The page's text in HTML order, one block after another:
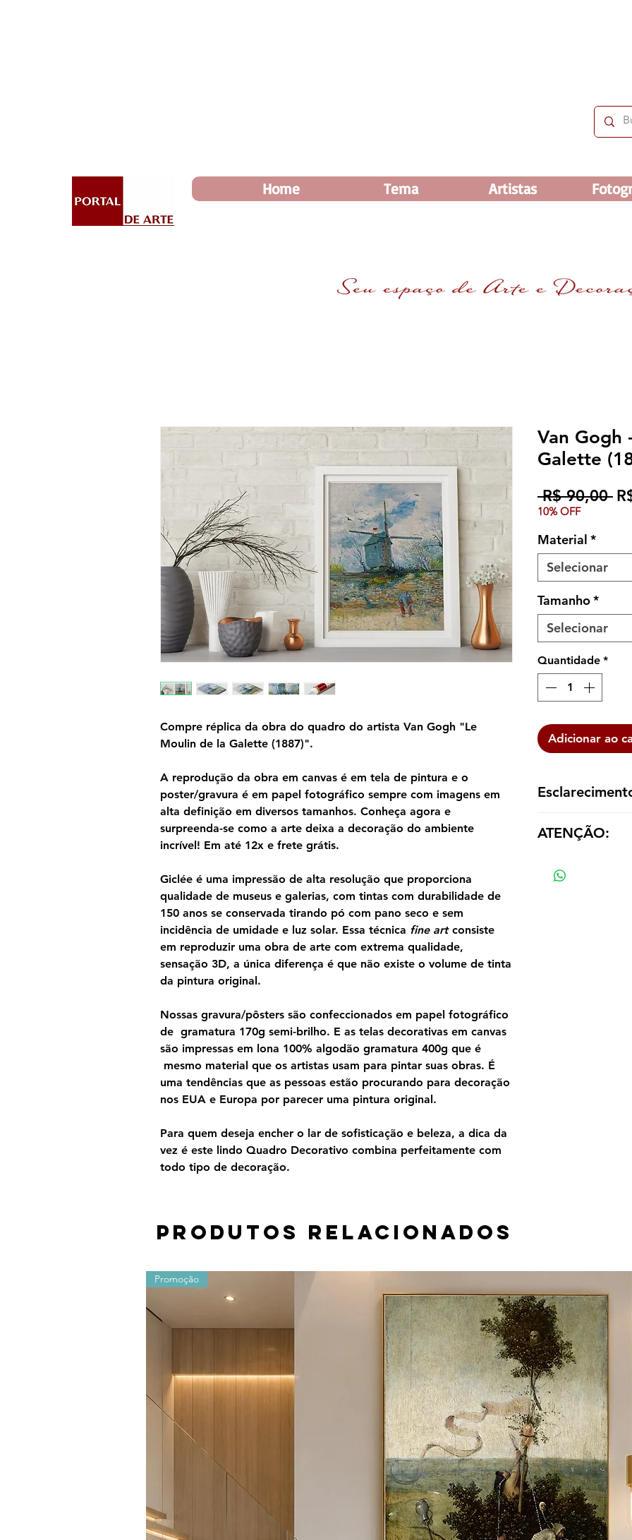
Home Tema Artistas
Compre réplica da obra do quadro do artista Van Gogh "Le
Moulin de la Galette (1887)".
A reprodução da obra em canvas é em tela de pintura e o
poster/gravura é em papel fotográfico sempre com imagens em
alta definição em diversos tamanhos. Conheça agora e
surpreenda-se como a arte deixa a decoração do ambiente
incrível! Em até 12x e frete grátis.
Giclée é uma impressão de alta resolução que proporciona
qualidade de museus e galerias, com tintas com durabilidade de
150 anos se conservada tirando pó com pano seco e sem
incidência de umidade e luz solar. Essa técnica fine artconsiste
em reproduzir uma obra de arte com extrema qualidade,
sensação 3D, a única diferença é que não existe o volume de tinta
da pintura original.
Nossas gravura/pôsters são confeccionados em papel fotográfico
de gramatura 170g semi-brilho. E as telas decorativas em canvas
são impressas em lona 100% algodão gramatura 400g que é
mesmo material que os artistas usam para pintar suas obras. É
uma tendências que as pessoas estão procurando para decoração
nos EUA e Europa por parecer uma pintura original.
Para quem deseja encher o lar de sofisticação e beleza, a dica da
vez é este lindo Quadro Decorativo combina perfeitamente com
todo tipo de decoração.
Van Gogh
Galette
R$ 90,00
10% OFF
Material *
Selecionar
Tamanho*
Selecionar
Quantidade *
Adicionar ao
dentro de um tubo
ATENÇÃO:
tamanho e material
Os valores sofrem alterações devido ao material e tamanho
Produtos relacionados
Promoção